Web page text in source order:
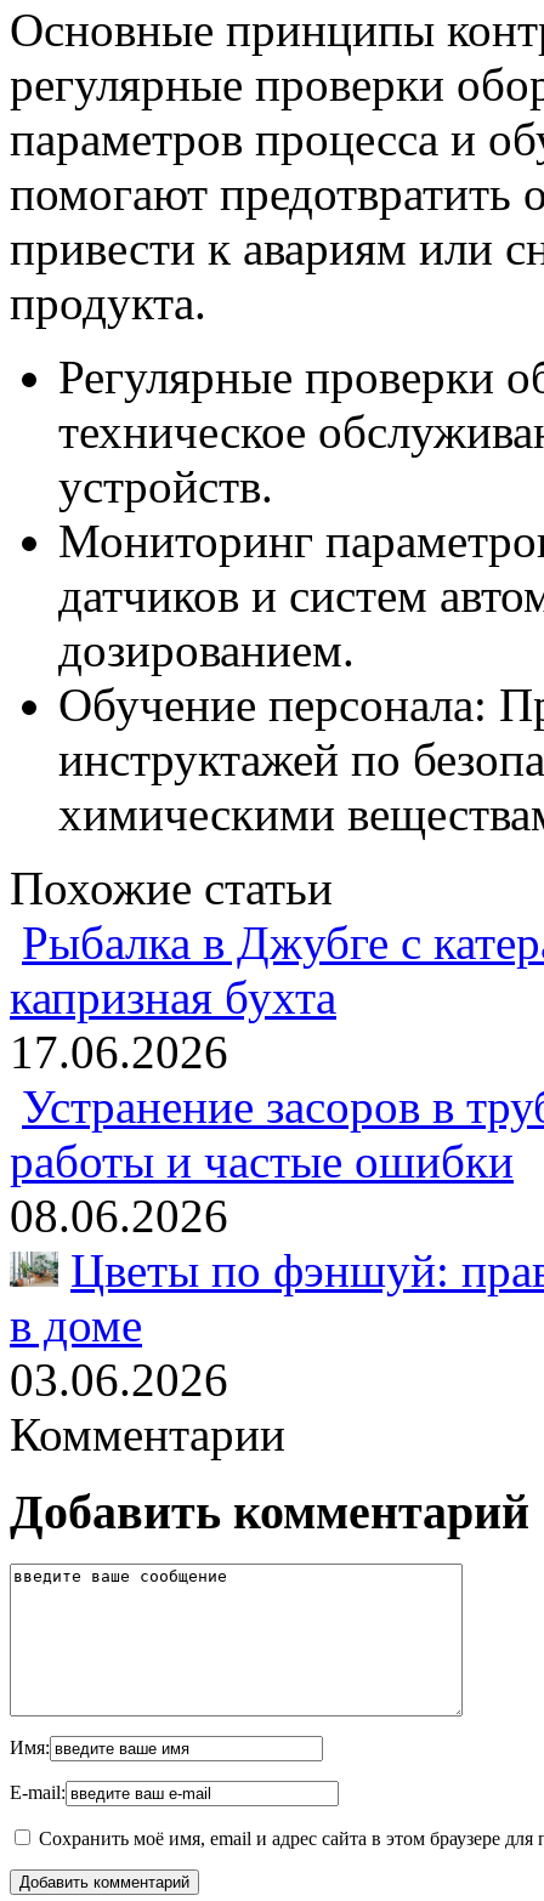
Основные принципы
регулярные проверки
параметров процесса и
помогают
привести к авариям или
продукта.
Регулярные проверки
техническое
устройств.
Мониторинг
датчиков и систем
дозированием.
Обучение персонала:
инструктажей по
химическими
Похожие статьи
Рыбалка в Джубге с
капризная бухта
17.06.2026
Устранение засоров в
работы и частые ошибки
08.06.2026
Цветы по фэншуй:
в доме
03.06.2026
Комментарии
Добавить комментарий
Имя:
E-mail:
Сохранить моё имя, email и адрес сайта в этом браузере